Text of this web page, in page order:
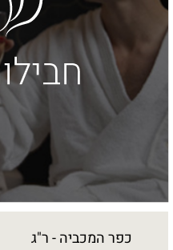
כפר המכביה - ר"ג